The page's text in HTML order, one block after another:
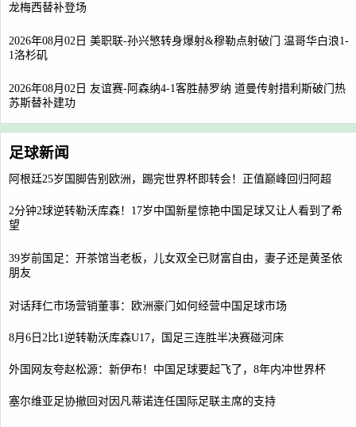
龙梅西替补登场
2026年08月02日 美职联-孙兴慜转身爆射&穆勒点射破门 温哥华白浪1-
1洛杉矶
2026年08月02日 友谊赛-阿森纳4-1客胜赫罗纳 道曼传射措利斯破门热
苏斯替补建功
足球新闻
阿根廷25岁国脚告别欧洲，踢完世界杯即转会！正值巅峰回归阿超
2分钟2球逆转勒沃库森！17岁中国新星惊艳中国足球又让人看到了希
望
39岁前国足：开茶馆当老板，儿女双全已财富自由，妻子还是黄圣依
朋友
对话拜仁市场营销董事：欧洲豪门如何经营中国足球市场
8月6日2比1逆转勒沃库森U17，国足三连胜半决赛碰河床
外国网友夸赵松源：新伊布！中国足球要起飞了，8年内冲世界杯
塞尔维亚足协撤回对因凡蒂诺连任国际足联主席的支持